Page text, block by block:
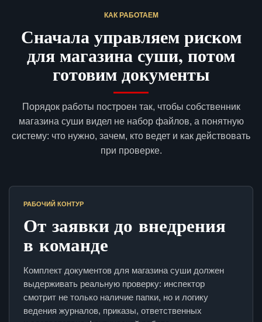
КАК РАБОТАЕМ
Сначала управляем риском
для магазина суши, потом
готовим документы
Порядок работы построен так, чтобы собственник
магазина суши видел не набор файлов, а понятную
систему: что нужно, зачем, кто ведет и как действовать
при проверке.
РАБОЧИЙ КОНТУР
От заявки до внедрения
в команде
Комплект документов для магазина суши должен
выдерживать реальную проверку: инспектор
смотрит не только наличие папки, но и логику
ведения журналов, приказы, ответственных